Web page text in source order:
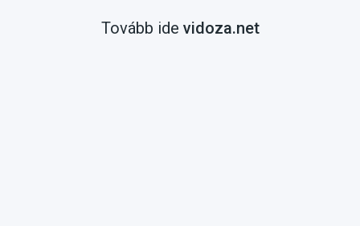
Tovább ide vidoza.net